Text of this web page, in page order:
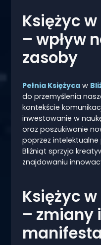
Księżyc
– wpływ
zasoby
Pełnia Księżycaw
do przemyślenia
kontekście
inwestowanie w
oraz poszukiwanie
poprzez intelektualne
Bliźniąt sprzyja
znajdowaniu
Księżyc
– zmiany i